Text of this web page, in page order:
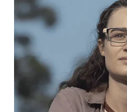
MALUT
WN
DAIRI